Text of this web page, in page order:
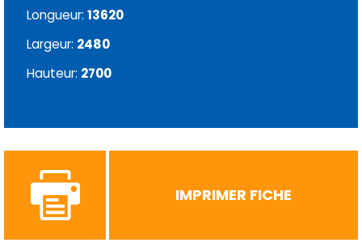
Longueur: 13620
Largeur: 2480
Hauteur: 2700
IMPRIMER FICHE